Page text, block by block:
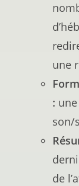
une
:
son/
de